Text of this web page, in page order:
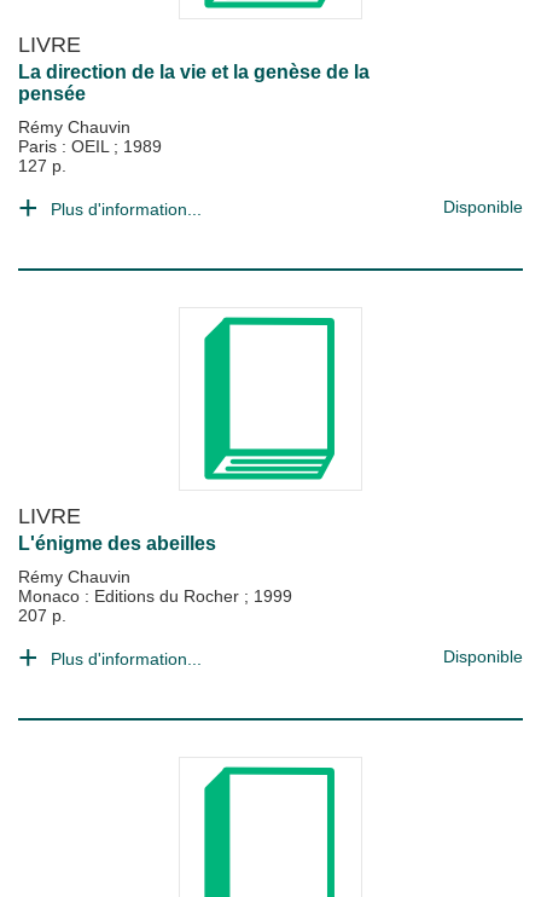
LIVRE
La direction de la vie et la genèse de la
pensée
Rémy Chauvin
Paris : OEIL ; 1989
127 p.
Plus d'information... Disponible
LIVRE
L'énigme des abeilles
Rémy Chauvin
Monaco : Editions du Rocher ; 1999
207 p.
Plus d'information... Disponible